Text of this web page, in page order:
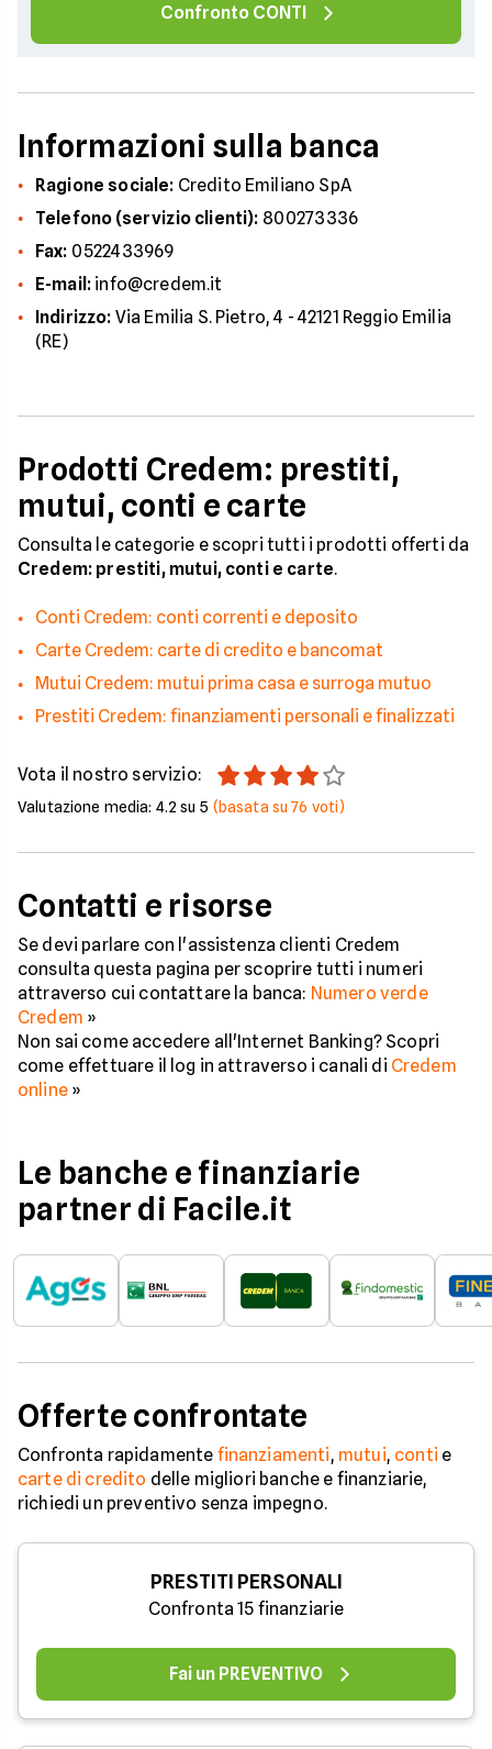
Confronto CONTI
Informazioni sulla banca
Ragione sociale: Credito Emiliano SpA
Telefono (servizio clienti): 800273336
Fax: 0522433969
E-mail: info@credem.it
Indirizzo: Via Emilia S. Pietro, 4 - 42121 Reggio Emilia
(RE)
Prodotti Credem: prestiti,
mutui, conti e carte
Consulta le categorie e scopri tutti i prodotti offerti da
Credem: prestiti, mutui, conti e carte.
Conti Credem: conti correnti e deposito
Carte Credem: carte di credito e bancomat
Mutui Credem: mutui prima casa e surroga mutuo
Prestiti Credem: finanziamenti personali e finalizzati
Vota il nostro servizio:
Valutazione media: 4.2 su 5 (basata su76 voti)
Contatti e risorse
Se devi parlare con l'assistenza clienti Credem
consulta questa pagina per scoprire tutti i numeri
attraverso cui contattare la banca: Numero verde
Credem »
Non sai come accedere all'Internet Banking? Scopri
come effettuare il log in attraverso i canali di Credem
online»
Le banche e finanziarie
partner di Facile.it
Offerte confrontate
Confronta rapidamente finanziamenti, mutui, conti e
carte di credito delle migliori banche e finanziarie,
richiedi un preventivo senza impegno.
PRESTITI PERSONALI
Confronta 15 finanziarie
Fai un PREVENTIVO